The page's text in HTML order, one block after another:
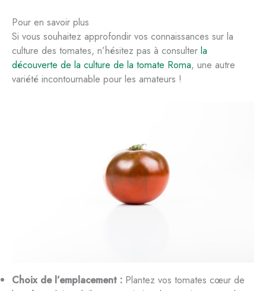
Pour en savoir plus
Si vous souhaitez approfondir vos connaissances sur la
culture des tomates, n’hésitez pas à consulter la
découverte de la culture de la tomate Roma, une autre
variété incontournable pour les amateurs !
Choix de l’emplacement : Plantez vos tomates cœur de